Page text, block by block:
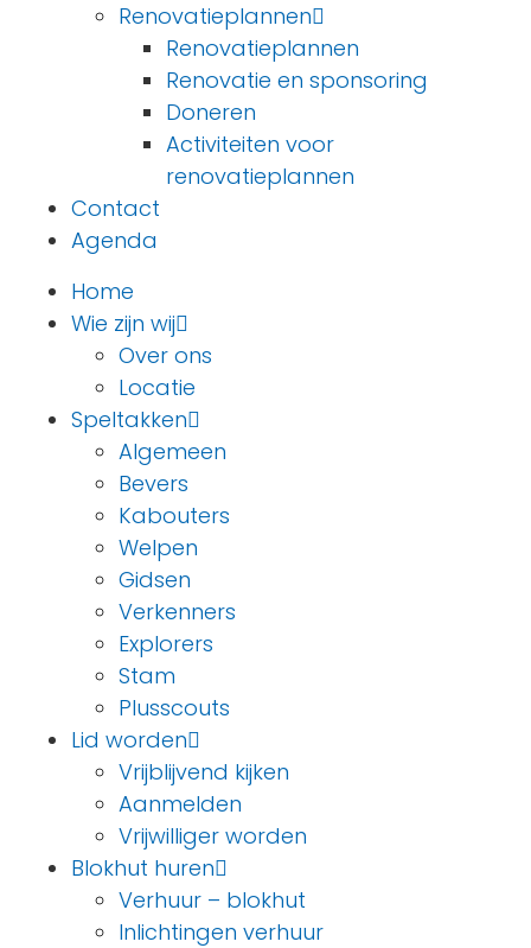
Renovatieplannen
Renovatieplannen
Renovatie en sponsoring
Doneren
Activiteiten voor
renovatieplannen
Contact
Agenda
Home
Wie zijn wij
Over ons
Locatie
Speltakken
Algemeen
Bevers
Kabouters
Welpen
Gidsen
Verkenners
Explorers
Stam
Plusscouts
Lid worden
Vrijblijvend kijken
Aanmelden
Vrijwilliger worden
Blokhut huren
Verhuur – blokhut
Inlichtingen verhuur